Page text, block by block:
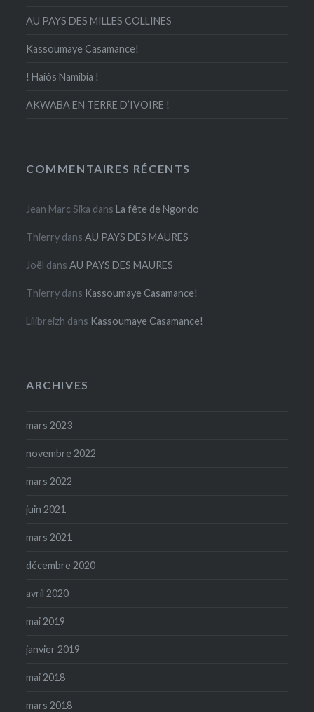
AU PAYS DES MILLES COLLINES
Kassoumaye Casamance!
! Haiôs Namibia !
AKWABA EN TERRE D’IVOIRE !
COMMENTAIRES RÉCENTS
Jean Marc Sika dansLa fête de Ngondo
Thierry dansAU PAYS DES MAURES
Joël dansAU PAYS DES MAURES
Thierry dans Kassoumaye Casamance!
Lilibreizh dans Kassoumaye Casamance!
ARCHIVES
mars 2023
novembre 2022
mars 2022
juin 2021
mars 2021
décembre 2020
avril 2020
mai 2019
janvier 2019
mai 2018
mars 2018